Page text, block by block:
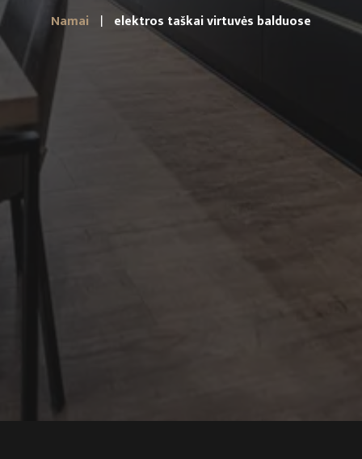
Namai elektros taškai virtuvės balduose